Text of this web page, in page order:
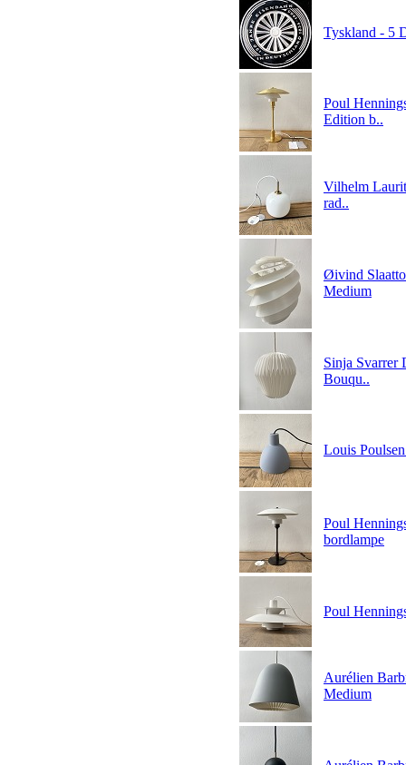
Tyskland - 5
Poul
Edition b..
Vilhelm
rad..
Øivind
Medium
Sinja Svarrer
Bouqu..
Louis
Poul
bordlampe
Poul
Aurélien
Medium